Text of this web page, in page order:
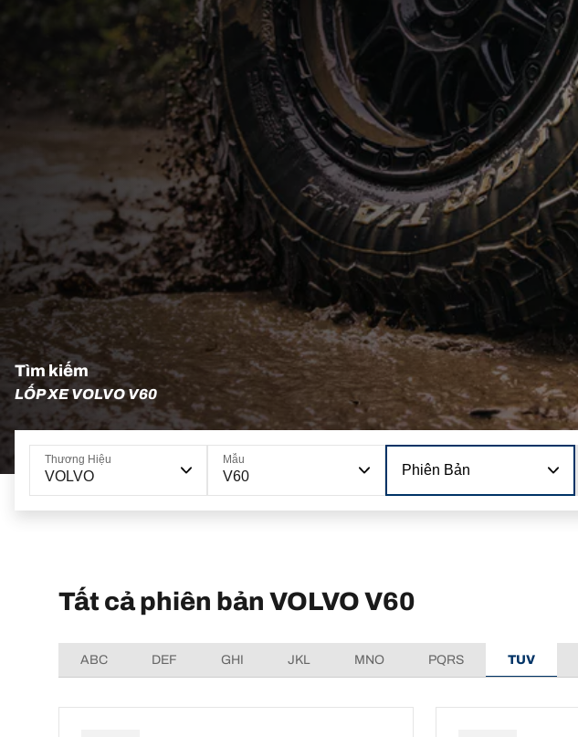
Tìm kiếm
LỐP XE VOLVO V60
Thương Hiệu
VOLVO
Mẫu
V60 Phiên Bản
Tất cả phiên bản VOLVO V60
ABC DEF GHI JKL MNO PQRS TUV